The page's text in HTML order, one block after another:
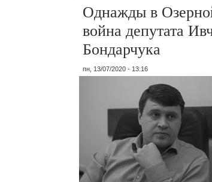
Однажды в
война депутата
Бондарчука
пн, 13/07/2020 - 13:16